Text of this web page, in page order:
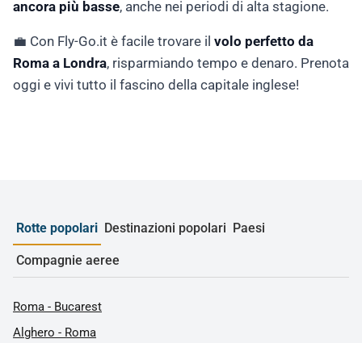
ancora più basse, anche nei periodi di alta stagione.
💼 Con Fly-Go.it è facile trovare il volo perfetto da
Roma a Londra, risparmiando tempo e denaro. Prenota
oggi e vivi tutto il fascino della capitale inglese!
Rotte popolari Destinazioni popolari Paesi
Compagnie aeree
Roma - Bucarest
Alghero - Roma